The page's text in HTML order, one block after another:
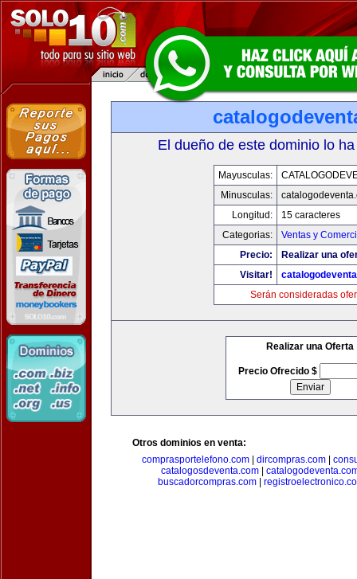
El dueño de este dominio lo
Mayusculas:
Minusculas:
Longitud:
15 caracteres
Categorias:
Ventas y
Precio:
Realizar una
Visitar!
Serán consideradas
Realizar una Oferta
Precio Ofrecido $
Otros dominios en venta:
comprasportelefono.com
dircompras.com
catalogosdeventa.com
buscadorcompras.com